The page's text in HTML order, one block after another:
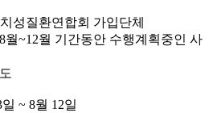
성질환연합회 가입단체
월~12월 기간동안 수행계획중인 사
~ 8월 12일